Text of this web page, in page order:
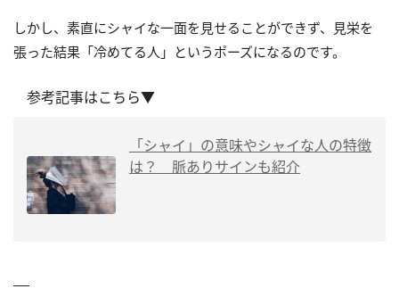
しかし、素直にシャイな一面を見せることができず、見栄を
張った結果「冷めてる人」というポーズになるのです。
参考記事はこちら▼
「シャイ」の意味やシャイな人の特徴
は？ 脈ありサインも紹介